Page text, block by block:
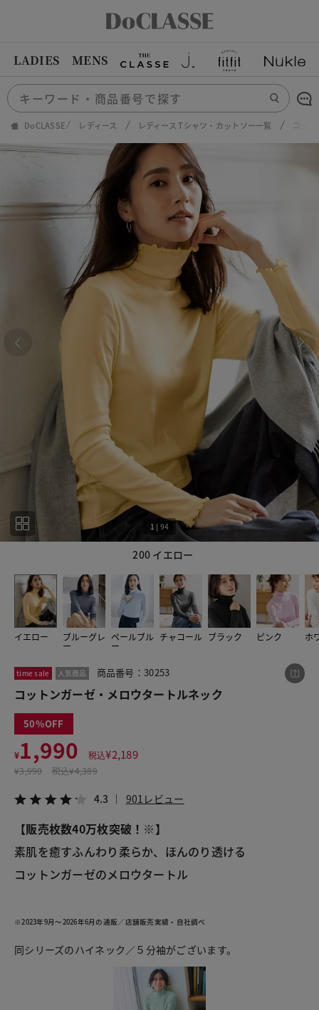
LADIES MENS
DoCLASSE レディース レディース Tシャツ・カットソー一覧 コッ
200 イエロー
1 | 94
イエロー ブルーグレ
ー
ペールブル
ー
チャコール ブラック ピンク ホ
94
time sale 人気商品 商品番号：30253
コットンガーゼ・メロウタートルネック
50
¥1,990 税込¥2,189
¥3,990 税込¥4,389
4.3 901レビュー
【販売枚数40万枚突破！※】
素肌を癒すふんわり柔らか、ほんのり透ける
コットンガーゼのメロウタートル
※2023年9月～2026年6月の通販／店舗販売実績・自社調べ
同シリーズのハイネック／５分袖がございます。
この商品をシェアする
¥1,990
税込¥2,189
LINE メール